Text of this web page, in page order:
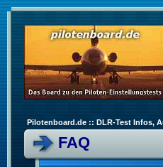
Pilotenboard.de :: DLR-Test Infos,
FAQ